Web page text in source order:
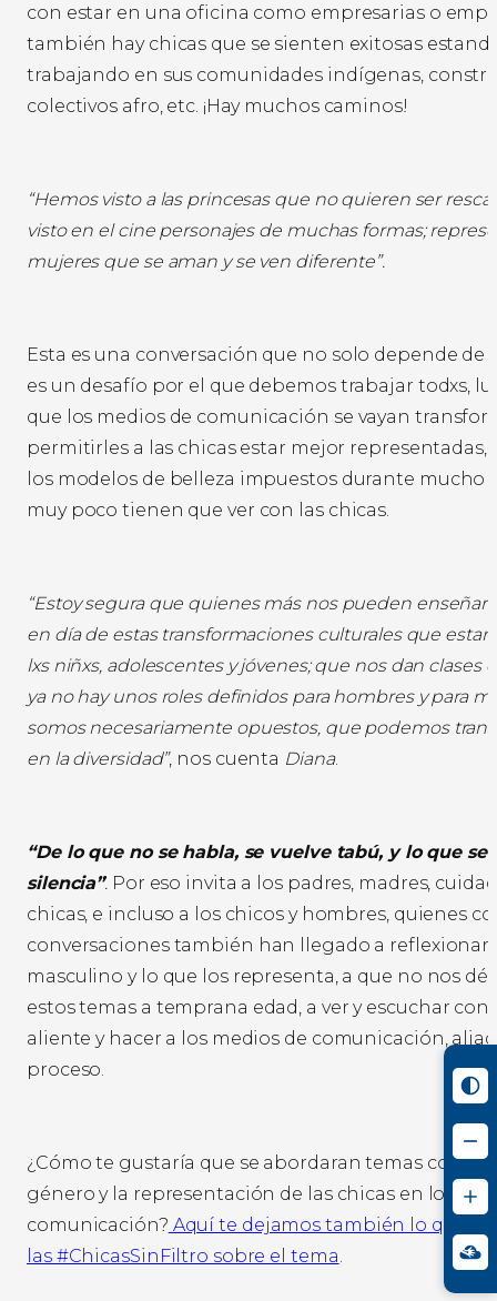
con estar en una oficina como empresarias o
también hay chicas que se sienten exitosas
trabajando en sus comunidades indígenas,
colectivos afro, etc. ¡Hay muchos caminos!
“Hemos visto a las princesas que no quieren ser
visto en el cine personajes de muchas formas;
mujeres que se aman y se ven diferente”.
Esta es una conversación que no solo depende de
es un desafío por el que debemos trabajar todxs,
que los medios de comunicación se vayan
permitirles a las chicas estar mejor representadas,
los modelos de belleza impuestos durante mucho
muy poco tienen que ver con las chicas.
“Estoy segura que quienes más nos pueden enseñar
en día de estas transformaciones culturales que
lxs niñxs, adolescentes y jóvenes; que nos dan clases
ya no hay unos roles definidos para hombres y para
somos necesariamente opuestos, que podemos
en la diversidad”, nos cuenta Diana.
“De lo que no se habla, se vuelve tabú, y lo que
silencia”. Por eso invita a los padres, madres,
chicas, e incluso a los chicos y hombres, quienes
conversaciones también han llegado a reflexionar
masculino y lo que los representa, a que no nos
estos temas a temprana edad, a ver y escuchar
aliente y hacer a los medios de comunicación,
proceso.
¿Cómo te gustaría que se abordaran temas como
género y la representación de las chicas en los
comunicación? Aquí te dejamos también lo que
las #ChicasSinFiltro sobre el tema.